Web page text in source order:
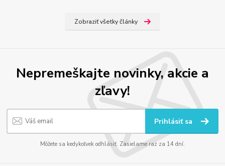
Zobraziť všetky články
Nepremeškajte novinky, akcie a
zľavy!
Prihlásiť sa
Môžete sa kedykoľvek odhlásiť. Zasielame raz za 14 dní.